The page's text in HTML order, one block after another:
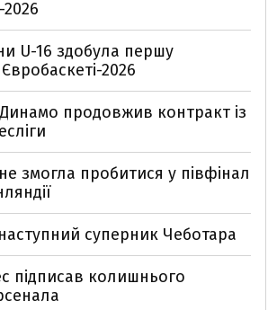
U-16 здобула першу
2026
продовжив контракт із
змогла пробитися у півфінал
суперник Чеботара
підписав колишнього